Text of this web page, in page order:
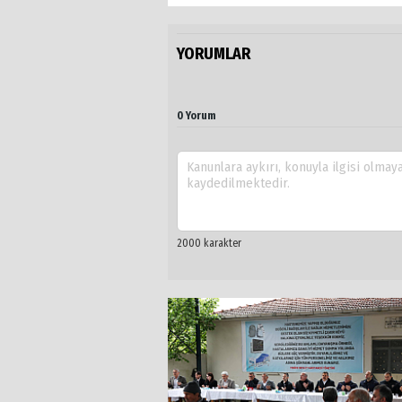
YORUMLAR
0 Yorum